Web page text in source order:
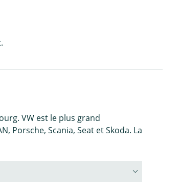
VW est le plus grand
Porsche, Scania, Seat et Skoda. La